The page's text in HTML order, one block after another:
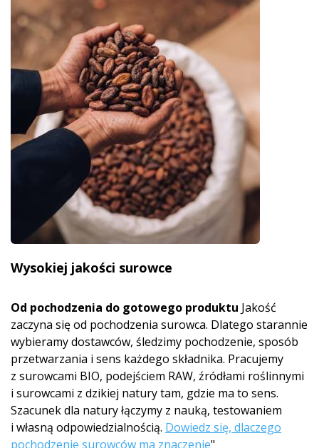
Wysokiej jakości surowce
Od pochodzenia do gotowego produktu Jakość
zaczyna się od pochodzenia surowca. Dlatego starannie
wybieramy dostawców, śledzimy pochodzenie, sposób
przetwarzania i sens każdego składnika. Pracujemy
z surowcami BIO, podejściem RAW, źródłami roślinnymi
i surowcami z dzikiej natury tam, gdzie ma to sens.
Szacunek dla natury łączymy z nauką, testowaniem
i własną odpowiedzialnością. Dowiedz się, dlaczego
pochodzenie surowców ma znaczenie"